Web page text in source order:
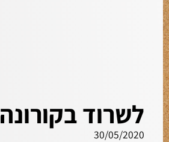
לשרוד בקורונה
30/05/2020